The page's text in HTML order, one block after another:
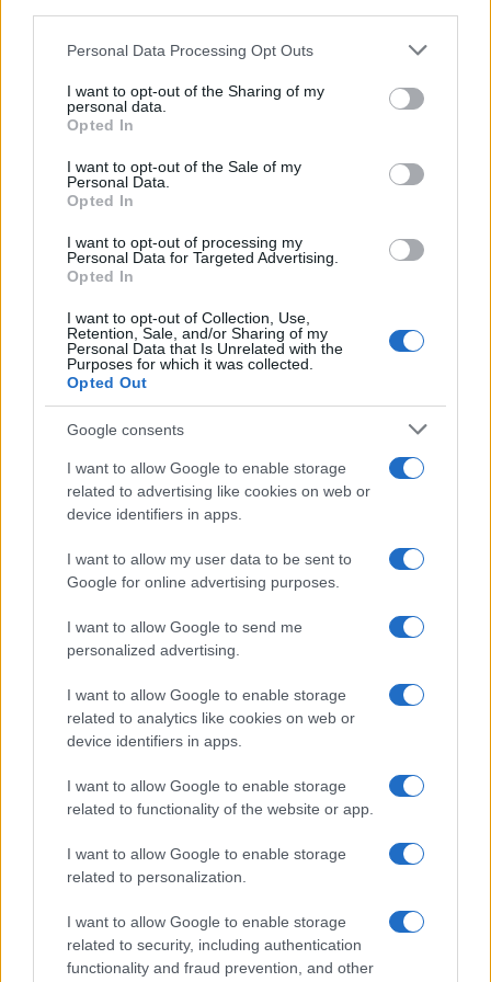
Personal Data Processing Opt Outs
I want to opt-out of the Sharing of my
personal data.
Opted In
I want to opt-out of the Sale of my
Personal Data.
Opted In
I want to opt-out of processing my
Personal Data for Targeted Advertising.
Opted In
I want to opt-out of Collection, Use,
Retention, Sale, and/or Sharing of my
Personal Data that Is Unrelated with the
Purposes for which it was collected.
Opted Out
Google consents
I want to allow Google to enable storage
related to advertising like cookies on web or
device identifiers in apps.
I want to allow my user data to be sent to
Google for online advertising purposes.
I want to allow Google to send me
personalized advertising.
I want to allow Google to enable storage
related to analytics like cookies on web or
device identifiers in apps.
I want to allow Google to enable storage
related to functionality of the website or app.
I want to allow Google to enable storage
related to personalization.
I want to allow Google to enable storage
related to security, including authentication
functionality and fraud prevention, and other
sommano a quelli già esistenti nel Testo unico
sulla sicurezza, aumentando tempi, costi e
imprese.
Il lavoro agile, nato per semplificare
l’organizzazione del lavoro, rischia così di essere
ricondotto a una struttura normativa sempre più
rigida, dove ogni margine di autonomia deve
essere certificato, documentato e formalizzato.
Cosa devono fare le imprese
L’informativa dovrà indicare
rischi generali e
rischi specifici legati allo smart working , con
particolare attenzione all’uso dei videoterminali, ai
problemi posturali, allo stress lavoro-correlato e
al cosiddetto fenomeno “always-on”, cioè la
connessione continua che può generare
affaticamento mentale.
valutare i rischi,
garantire la sicurezza degli strumenti
tecnologici e verificare la conformità delle
, anche quando sono di
proprietà del lavoratore. A questo si aggiungono
coinvolgimento dei rappresentanti dei lavoratori
per la sicurezza.